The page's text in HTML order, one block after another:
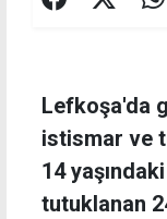
Lefkoşa'da
istismar ve
14
tutuklanan